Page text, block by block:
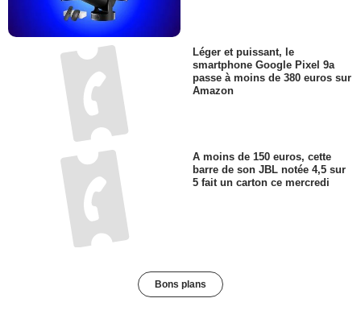
Léger et puissant, le
smartphone Google Pixel 9a
passe à moins de 380 euros sur
Amazon
A moins de 150 euros, cette
barre de son JBL notée 4,5 sur
5 fait un carton ce mercredi
Bons plans